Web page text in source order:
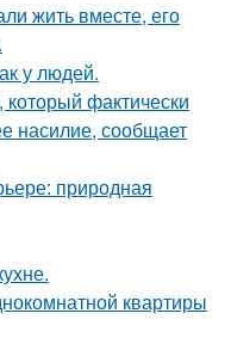
жить вместе, его
у людей.
фактически
насилие, сообщает
природная
квартиры